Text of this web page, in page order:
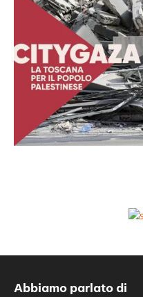
Abbiamo parlato di